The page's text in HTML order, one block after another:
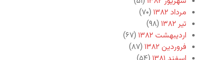
مرداد ۱۳۸۲
(۷۰)
تیر ۱۳۸۲
(۹۸)
اردیبهشت ۱۳۸۲
(۶۷)
فروردین ۱۳۸۲
(۸۷)